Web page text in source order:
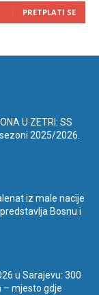
PRETPLATI SE
U ZETRI: SS
2025/2026.
iz male nacije
Bosnu i
u Sarajevu: 300
– mjesto gdje